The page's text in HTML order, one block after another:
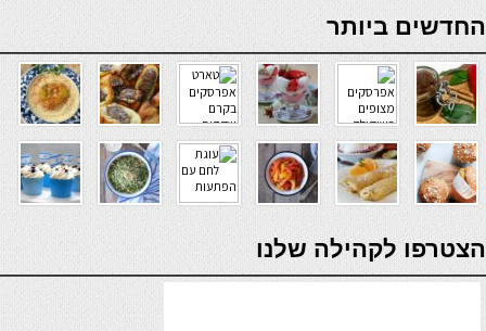
online casino
החדשים ביותר
verde casino
הצטרפו לקהילה שלנו